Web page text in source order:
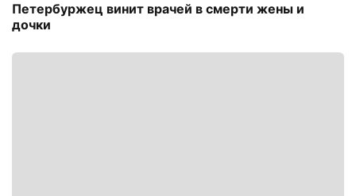
Петербуржец винит врачей в смерти жены и
дочки